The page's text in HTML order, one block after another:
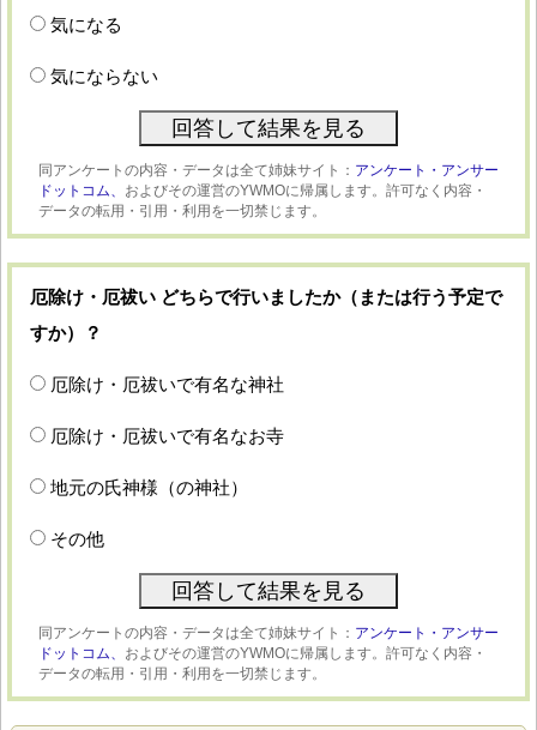
気になる
気にならない
同アンケートの内容・データは全て姉妹サイト： アンケート・アンサー
ドットコム、 およびその運営のYWMOに帰属します。許可なく内容・
データの転用・引用・利用を一切禁じます。
厄除け・厄祓い どちらで行いましたか（または行う予定で
すか）？
厄除け・厄祓いで有名な神社
厄除け・厄祓いで有名なお寺
地元の氏神様（の神社）
その他
同アンケートの内容・データは全て姉妹サイト： アンケート・アンサー
ドットコム、 およびその運営のYWMOに帰属します。許可なく内容・
データの転用・引用・利用を一切禁じます。